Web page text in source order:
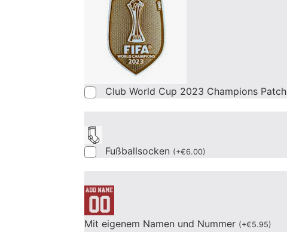
Club World Cup 2023 Champions Patch
Fußballsocken (+€6.00)
Mit eigenem Namen und Nummer (+€5.95)